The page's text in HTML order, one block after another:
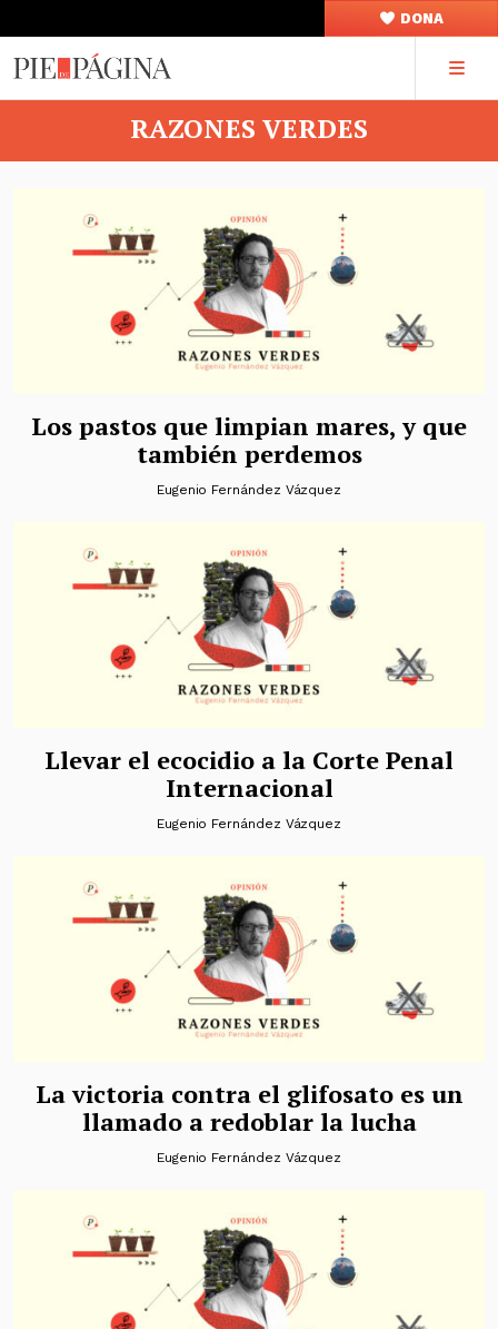
DONA
RAZONES VERDES
Los pastos que limpian mares, y que
también perdemos
Eugenio Fernández Vázquez
Llevar el ecocidio a la Corte Penal
Internacional
Eugenio Fernández Vázquez
La victoria contra el glifosato es un
llamado a redoblar la lucha
Eugenio Fernández Vázquez